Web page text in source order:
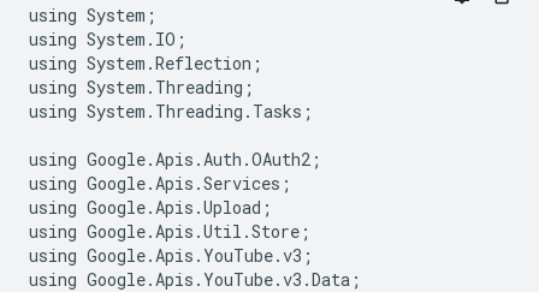
using System ;
using System . IO ;
using System .Reflection ;
using System . Threading ;
using System . Threading . Tasks ;
using Google.Apis .Auth .OAuth2 ;
using Google.Apis .Services ;
using Google.Apis .Upload ;
using Google.Apis .Util .Store ;
using Google.Apis . YouTube.v3 ;
using Google.Apis . YouTube.v3 .Data ;